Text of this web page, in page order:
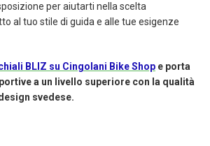
per aiutarti nella scelta
al tuo stile di guida e alle tue esigenze
BLIZ su Cingolani Bike Shop e porta
a un livello superiore con la qualità
svedese.